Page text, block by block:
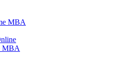
MBA
MBA